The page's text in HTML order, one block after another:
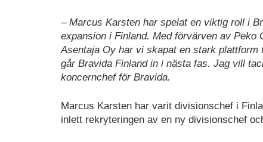
– Marcus Karsten har spelat en viktig roll i
expansion i Finland. Med förvärven av Peko
Asentaja Oy har vi skapat en stark
går Bravida Finland in i nästa fas. Jag vill
koncernchef för Bravida.
Marcus Karsten har varit divisionschef i
inlett rekryteringen av en ny divisionschef